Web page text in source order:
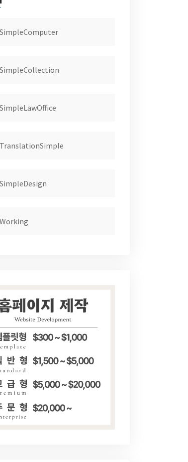
SimpleComputer
SimpleCollection
SimpleLawOffice
TranslationSimple
SimpleDesign
Working